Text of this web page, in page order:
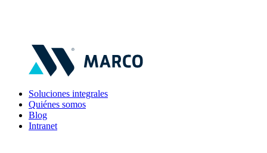
Soluciones integrales
Quiénes somos
Blog
Intranet